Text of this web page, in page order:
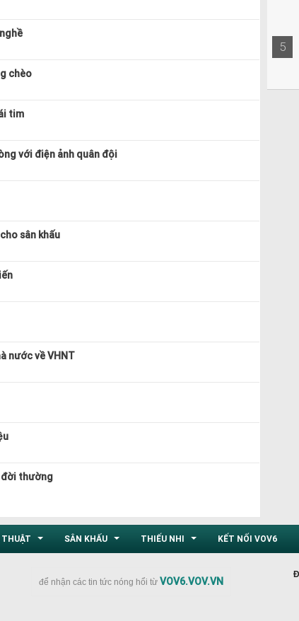
chèo
tim
với điện ảnh quân đội
sân khấu
nước về VHNT
đời thường
5
THUẬT SÂN KHẤU THIẾU NHI KẾT NỐI VOV6
để nhận các tin tức nóng hổi từ VOV6.VOV.VN